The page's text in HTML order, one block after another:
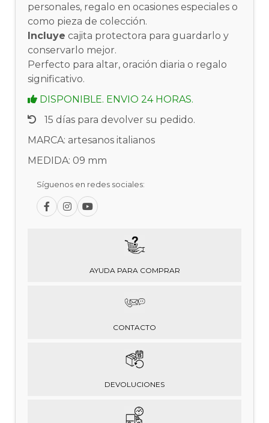
personales, regalo en ocasiones especiales o
como pieza de colección.
Incluye cajita protectora para guardarlo y
conservarlo mejor.
Perfecto para altar, oración diaria o regalo
significativo.
DISPONIBLE. ENVIO 24 HORAS.
15 días para devolver su pedido.
MARCA: artesanos italianos
MEDIDA: 09 mm
Síguenos en redes sociales:
AYUDA PARA COMPRAR
CONTACTO
DEVOLUCIONES